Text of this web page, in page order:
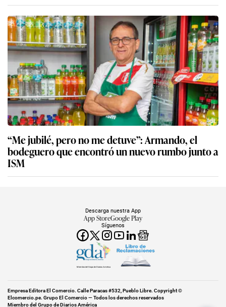
“Me jubilé, pero no me detuve”: Armando, el
bodeguero que encontró un nuevo rumbo junto a
ISM
Síguenos
Descarga nuestra App
App StoreGoogle Play
Miembro del Grupo de Diarios América
Empresa Editora El Comercio. Calle Paracas #532, Pueblo Libre. Copyright ©
Elcomercio.pe. Grupo El Comercio — Todos los derechos reservados
Miembro del Grupo de Diarios América